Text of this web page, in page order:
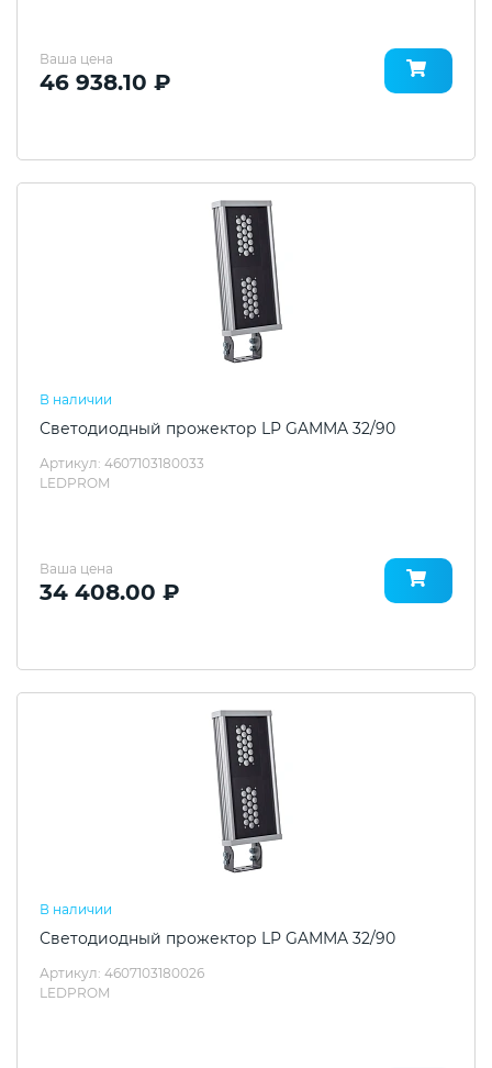
Ваша цена
46 938.10 ₽
В наличии
Светодиодный прожектор LP GAMMA 32/90
Артикул: 4607103180033
LEDPROM
Ваша цена
34 408.00 ₽
В наличии
Светодиодный прожектор LP GAMMA 32/90
Артикул: 4607103180026
LEDPROM